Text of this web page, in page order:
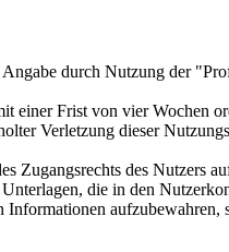
durch Nutzung der
einer Frist von vier Wochen
Verletzung dieser
Zugangsrechts des Nutzers
die in den
aufzubewahren,